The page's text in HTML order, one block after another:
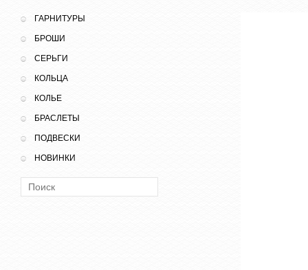
ГАРНИТУРЫ
БРОШИ
СЕРЬГИ
КОЛЬЦА
КОЛЬЕ
БРАСЛЕТЫ
ПОДВЕСКИ
НОВИНКИ
Поиск: